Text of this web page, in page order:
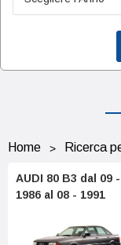
Home Ricerca
AUDI 80 B3 dal 09 -
1986 al 08 - 1991